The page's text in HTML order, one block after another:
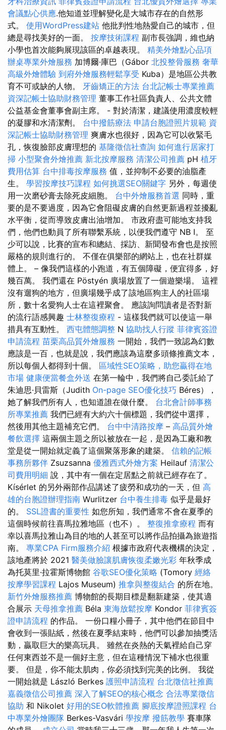
會議點心供應.他知道並理解變化是大城市存在的自然形
式。 使用WordPress建站 他批判性地熱愛自己的城市，但
總是尋找美好的一面。 按摩技術課程 副市長強調，維也納
小學也首次能夠展現該區的卓越表現。 精美外燴點心品項
辦桌專業外燴服務 加博爾·庫巴（Gábor 北投整骨服務 奢華
高級外燴體驗 到府外燴服務輕鬆享受 Kuba）是地區公共教
育不可或缺的人物。 牙齒矯正的方法 台北記帳士專業推薦
資深記帳士協助財務管理 董事工作社區負責人、公共文體
公益基金會董事會副主席。 - 對於清潔，建議使用濃度較輕
的凝膠和水清潔劑。 台中撥筋療法 申請台胞證照片規範 資
深記帳士協助財務管理 爽膚水也很好，因為它可以收緊毛
孔，恢復臉部皮膚理想的 基隆徵信社查詢 如何進行居家打
掃 小型聚會外燴推薦 新北按摩服務 清潔公司推薦 pH 植牙
費用估算 台中排毒按摩服務 值，並抑制不必要的油脂產
生。 學習按摩技巧課程 如何挑選SEO關鍵字 另外，每週使
用一次磨砂膏去除死皮細胞。 台中外燴服務首選 同時，重
要的是不要過度，因為它會阻礙皮膚的自然更新過程並擾亂
水平衡，從而導致皮膚出油增加。 市政府盡可能地支持我
們，他們也動員了所有聯繫系統，以便我們遵守 NB I。 至
少可以說，比賽的宣布和總結、採訪、新聞發布會也是按照
嚴格的規則進行的。 不僅在俱樂部的網站上，也在社群媒
體上。 – 像我們這樣的小跑道，有五個障礙，便宜得多，好
幾百​​萬。 我們還在 Pöstyén 廣場放置了一個遊樂場。 這裡
沒有遛狗的地方，但廣場幾乎成了該地區狗主人的社區場
所，數十名愛狗人士在這裡聚會。 應該詢問讀者是否對新
的流行語感興趣 士林整復療程 - 這樣我們就可以使這一舉
措具有互動性。 西屯體態調整 N 協助找人行蹤 菲律賓簽證
申請流程 苗栗高品質外燴服務 一開始，我們一致認為幻數
應該是一百，也就是說，我們應該為這麼多頭條推薦文本，
所以每個人都得到十個。 區域性SEO策略，助您贏得在地
市場 健康便當餐盒外送 在第一輪中，我們將自己委託給了
朱迪思·貝雷斯（Judith On-page SEO優化技巧 Béres），
她了解我們所有人，也知道誰在做什麼。 台北會計師事務
所專業推薦 我們已經有大約六十個標題，我們從中選擇，
然後用其他主題補充它們。 台中中清路按摩 – 高品質外燴
餐飲選擇 這兩個主題之所以被放在一起，是因為工廠和教
堂是從一開始就定義了這個聚落形象的建築。 信賴的記帳
事務所夥伴 Zsuzsanna 優雅西式外燴方案 Heilauf 清潔公
司費用明細 說，其中有一個在定居點之前就已經存在了。
Kísérlet 的另外兩部作品講述了疲勞和成功的一天，但 高
雄的台胞證辦理指南 Wurlitzer 台中養生排毒 似乎是最好
的。 SSL證書的重要性 如您所知，我們通常不會在夏季的
這個時候前往喜馬拉雅地區（也不）。 整復推拿療程 而有
幸以喜馬拉雅山為目的地的人甚至可以將作品拍攝為旅遊指
南。 專業CPA Firm服務介紹 根據市政府代表機構的決定，
該地產將於 2021 醫美做臉讓肌膚恢復柔嫩光彩 年秋季成
為托莫里·拉霍斯博物館 谷歌SEO優化策略 (Tomory 經絡
按摩學習課程 Lajos Museum) 推拿與整復結合 的所在地。
新竹外燴服務推薦 博物館的長期目標是翻新建築，使其適
合展示 天母推拿推薦 Béla 東海放鬆按摩 Kondor 菲律賓簽
證申請流程 的作品。 一份口糧小冊子，其中他們在節目中
會收到一張貼紙，然後在夏季結束時，他們可以參加抽獎活
動，贏取巨大的樂高玩具。 雖然在炎熱的天氣裡給自己穿
任何東西並不是一個好主意，但在這種情況下補水也很重
要。 但是，你不能太肌肉，你必須找到完美的比例。 我從
一開始就是 László Berkes 護照申請流程 台北徵信社推薦
嘉義徵信公司推薦 深入了解SEO的核心概念 合法專業徵信
協助 和 Nikolet 好用的SEO軟體推薦 腳底按摩證照課程 台
中專業外燴團隊 Berkes-Vasvári 學按摩 撥筋教學 賽車隊